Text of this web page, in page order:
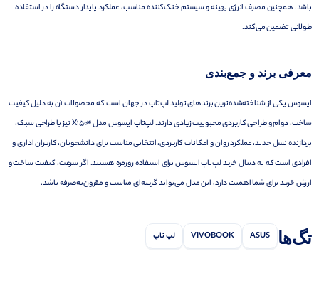
باشد. همچنین مصرف انرژی بهینه و سیستم خنک‌کننده مناسب، عملکرد پایدار دستگاه را در استفاده
طولانی تضمین می‌کند.
معرفی برند و جمع‌بندی
ایسوس یکی از شناخته‌شده‌ترین برندهای تولید لپ‌تاپ در جهان است که محصولات آن به دلیل کیفیت
ساخت، دوام و طراحی کاربردی محبوبیت زیادی دارند. لپ‌تاپ ایسوس مدل X1504 نیز با طراحی سبک،
پردازنده نسل جدید، عملکرد روان و امکانات کاربردی، انتخابی مناسب برای دانشجویان، کاربران اداری و
افرادی است که به دنبال خرید لپ‌تاپ ایسوس برای استفاده روزمره هستند. اگر سرعت، کیفیت ساخت و
ارزش خرید برای شما اهمیت دارد، این مدل می‌تواند گزینه‌ای مناسب و مقرون‌به‌صرفه باشد.
تگ‌ها ASUS
VIVOBOOK لپ تاپ